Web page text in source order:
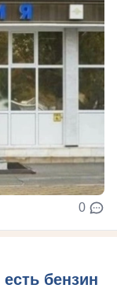
0
бензин